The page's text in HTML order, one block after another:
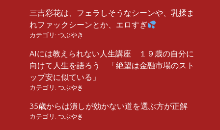
三吉彩花は、フェラしそうなシーンや、乳揉ま
れファックシーンとか、エロすぎ
カテゴリ: つぶやき
AIには教えられない人生講座 １９歳の自分に
向けて人生を語ろう 「絶望は金融市場のスト
ップ安に似ている」
カテゴリ: つぶやき
35歳からは潰しが効かない道を選ぶ方が正解
カテゴリ: つぶやき